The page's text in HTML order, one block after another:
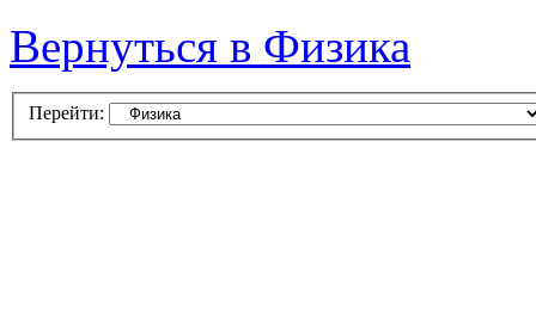
Вернуться в Физика
Перейти: